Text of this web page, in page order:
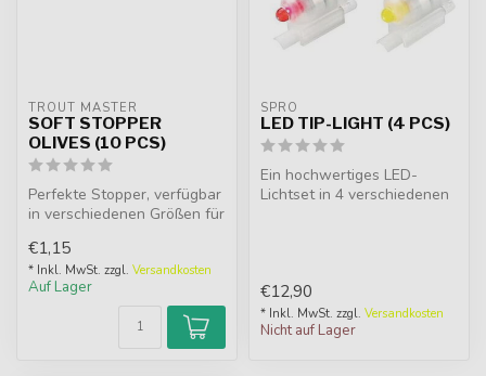
TROUT MASTER
SOFT STOPPER
OLIVES (10 PCS)
Perfekte Stopper, verfügbar
in verschiedenen Größen für
€1,15
* Inkl. MwSt. zzgl. Versandkosten
Auf Lager
SPRO
LED TIP-LIGHT (4 PCS)
Ein hochwertiges LED-
Lichtset in 4 verschiedenen
€12,90
* Inkl. MwSt. zzgl. Versandkosten
Nicht auf Lager